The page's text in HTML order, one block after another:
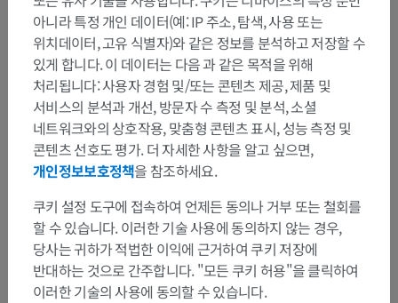
아니라 특정 개인 데이터(예: IP 주소, 탐색, 사용 또는
위치데이터, 고유 식별자)와 같은 정보를 분석하고 저장할 수
있게 합니다. 이 데이터는 다음 과 같은 목적을 위해
처리됩니다: 사용자 경험 및/또는 콘텐츠 제공, 제품 및
서비스의 분석과 개선, 방문자 수 측정 및 분석, 소셜
네트워크와의 상호작용, 맞춤형 콘텐츠 표시, 성능 측정 및
콘텐츠 선호도 평가. 더 자세한 사항을 알고 싶으면,
개인정보보호정책을 참조하세요.
쿠키 설정 도구에 접속하여 언제든 동의나 거부 또는 철회를
할 수 있습니다. 이러한 기술 사용에 동의하지 않는 경우,
당사는 귀하가 적법한 이익에 근거하여 쿠키 저장에
반대하는 것으로 간주합니다. "모든 쿠키 허용"을 클릭하여
이러한 기술의 사용에 동의할 수 있습니다.